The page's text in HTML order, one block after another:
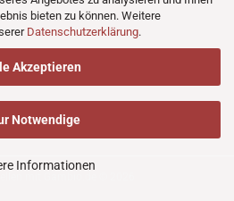
bieten zu können. Weitere
Datenschutzerklärung.
Akzeptieren
Notwendige
Informationen